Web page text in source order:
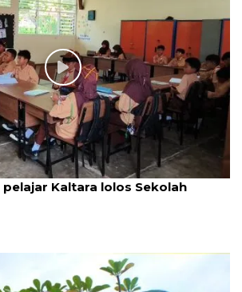
pelajar Kaltara lolos Sekolah